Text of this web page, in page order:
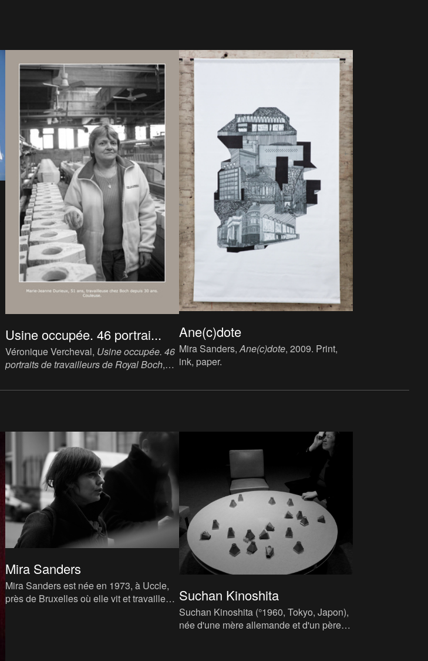
Usine occupée. 46 portrai...
Véronique Vercheval, Usine occupée. 46
portraits de travailleurs de Royal Boch,
Ane(c)dote
Mira Sanders,Ane(c)dote, 2009. Print,
ink, paper.
Mira Sanders
Mira Sanders est née en 1973, à Uccle,
près de Bruxelles où elle vit et travaille
Suchan Kinoshita
Suchan Kinoshita (°1960, Tokyo, Japon),
née d'une mère allemande et d'un père